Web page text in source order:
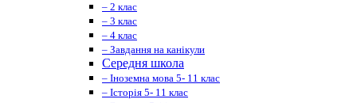
– 2 клас
– 3 клас
– 4 клас
– Завдання на канікули
Середня школа
– Іноземна мова 5- 11 клас
– Історія 5- 11 клас